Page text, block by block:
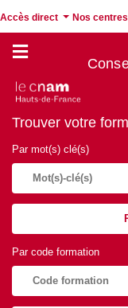
Accès direct Nos
Trouver votre
Par mot(s) clé(s)
Par code formation